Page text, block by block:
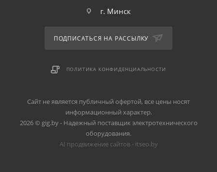
г. Минск
ПОДПИСАТЬСЯ НА РАССЫЛКУ
ПОЛИТИКА КОНФИДЕНЦИАЛЬНОСТИ
Сайт не является публичный офертой, все цены носят
информационный характер.
2026 © gig.by - Надежный поставщик электротехнического
оборудования.
AI продвижение сайтов - itseo.by